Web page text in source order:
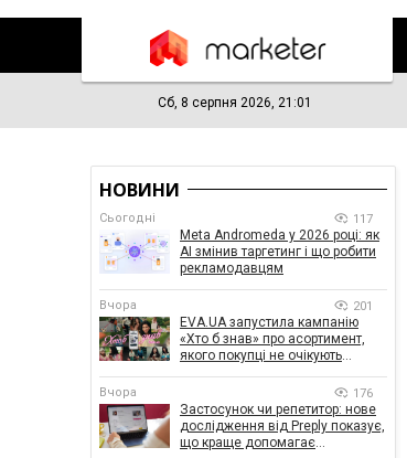
Сб, 8 серпня 2026, 21:01
НОВИНИ
Сьогодні 117
Meta Andromeda у 2026 році: як
AI змінив таргетинг і що робити
рекламодавцям
Вчора 201
EVA.UA запустила кампанію
«Хто б знав» про асортимент,
якого покупці не очікують
Вчора 176
Застосунок чи репетитор: нове
дослідження від Preply показує,
що краще допомагає